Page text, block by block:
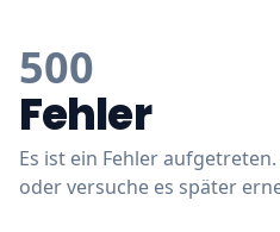
500
Fehler
Es ist ein Fehler
oder versuche es später